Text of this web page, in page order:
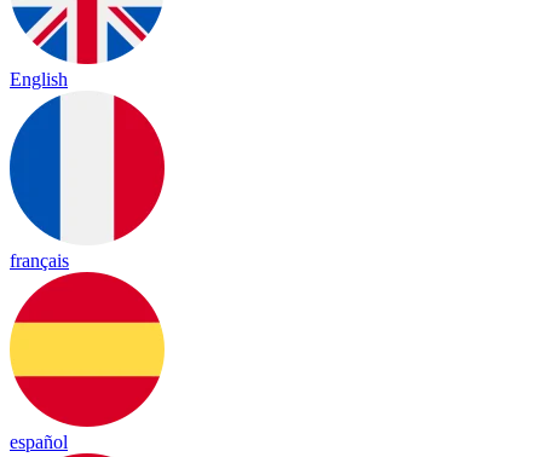
English
français
español